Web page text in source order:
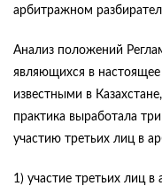
арбитражном
Анализ положений
являющихся в
известными в
практика выработала
участию третьих лиц в
1) участие третьих лиц